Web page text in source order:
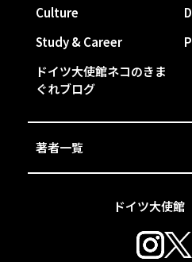
ドイツ大使
Culture
Study & Career
ドイツ大使館ネコのきま
ぐれブログ
著者一覧